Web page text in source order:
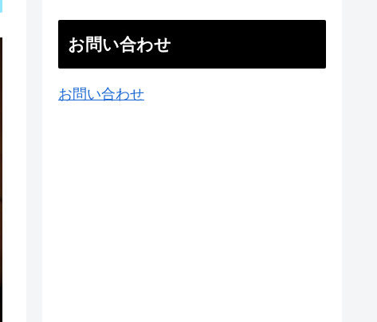
お問い合わせ
お問い合わせ